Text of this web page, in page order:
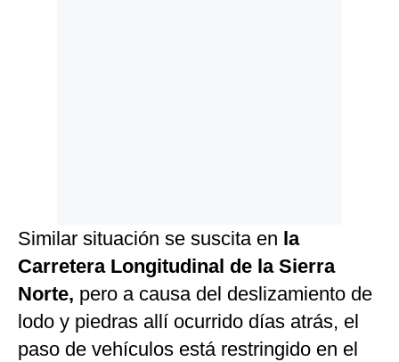
Similar situación se suscita en la
Carretera Longitudinal de la Sierra
Norte, pero a causa del deslizamiento de
lodo y piedras allí ocurrido días atrás, el
paso de vehículos está restringido en el